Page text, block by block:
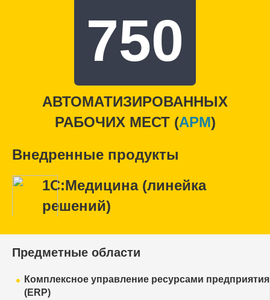
750
АВТОМАТИЗИРОВАННЫХ
РАБОЧИХ МЕСТ (APM)
Внедренные продукты
1С:Медицина (линейка
решений)
Предметные области
Комплексное управление ресурсами предприятия
(ERP)